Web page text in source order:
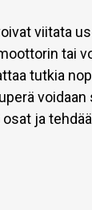
viitata
tai
tutkia
ja